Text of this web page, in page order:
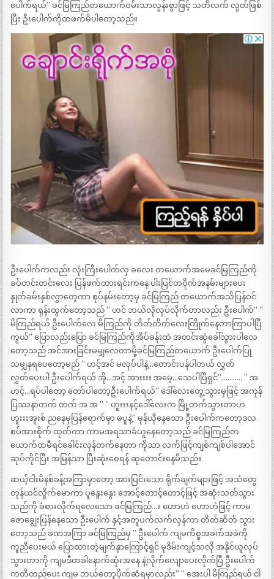
ပေါက်ရယ်” ခင်မြကြည်တယောက်ဝမ်းသာလွန်းစွာဖြင့် သတိလက် လွတ်ဖြစ်
ပြီး ဦးပေါက်ကိုထဖက်မိပါတော့သည်။
ဦးပေါက်ကလည်း လုံးကြီးပေါက်လှ ခလေး တယောက်အမေခင်မြကြည်ကို
ခပ်တင်းတင်းလေး ပြန်ဖက်ထားရင်းကနေ ပါးပြင်တဝိုက်အနမ်းများပေး
နှုတ်ခမ်းနှစ်လွှာတေ့ကာ စုပ်နမ်းတော့မှ ခင်မြကြည် တယောက်အသိပြန်ဝင်
လာကာ ရုန်းထွက်တော့သည် ” ဟင် ဘယ်လိုလုပ်လိုက်တာလည်း ဦးပေါက်” ”
မိကြည်ရယ် ဦးပေါက်လေ မိကြည်ကို တိတ်တိတ်လေးကြိုက်နေတာကြာပါပြီ
ကွယ်” ပြောလည်းပြော ခင်မြကြည်ကိုအိပ်ခန်းထဲ အတင်းဆွဲခေါ်သွားပါလေ
တော့သည် အင်အားခြင်းမမျှလေတာမို့ခင်မြကြည်တယောက် ဦးပေါက်ပြု
သမျှနုရပေတော့မည် ” ဟင့်အင် မလုပ်ပါနဲ့…တောင်းပန်ပါတယ် လွှတ်
လွှတ်ပေးပါ ဦးပေါက်ရယ် အို…အင့် အားးးး အမေ့…သေပါပြီရှင်”………… ” အ
ဟင့်…ရပ်ပါတော့ တော်ပါတော့ဦးပေါက်ရယ်” ဒေါ်လေးတွေ့သွားမှဖြင့် အကုန်
ပြဿနာတက် တက် အ အ ” ” ဟူးးးနင့်ဒေါ်လေးက မြို့တက်သွားတာဟ
ဟူးးးအူးစ် ညနေမှပြန်ရောက်မှာ မပူနဲ့” မုန်ယိုနေသော ဦးပေါက်ကတော့ဒလ
စပ်အားစိုက် ထုတ်ကာ ကာမအရသာခံယူနေတော့သည် ခင်မြကြည်တ
ယောက်ထမီရင်ခေါင်းလှန်တက်နေတာ ကိုသာ လက်ဖြင့်ကျစ်ကျစ်ပါအောင်
ဆုပ်ကိုင်ပြီး အမြန်သာ ပြီးဆုံးစေရန် ဆုတောင်းနေမိသည်။
ဆယ့်ငါးမိနစ်ခန့်အကြာမှာတော့ အားပြင်းသော ရိုက်ချက်များဖြင့် အသံတွေ
တုန်ယင်လှိုက်မောကာ ပူနွေးနွေး အောင့်တောင့်တောင့်ဖြင့် အဆုံးသတ်သွား
သည်ကို ခံစားလိုက်ရလေသော ခင်မြကြည်…။ ဟောဟဲ ဟောဟဲဖြင့် ကာမ
ဇောချွေးပြန်နေသော ဦးပေါက် နှင့်အတူပက်လက်လှန်ကာ တိတ်ဆိတ် သွား
တော့သည် ခဏအကြာ ခင်မြကြည်မှ ” ဦးပေါက် ကျမကိစ္စအခက်အခဲကို
ကူညီပေးမယ် ပြောထားတဲ့မျက်နှာကြောင့်ရှင် မုဒိမ်းကျင့်သလို အနိုင်ယူလုပ်
သွားတာကို ကျမဒီတခါနောက်ဆုံးအနေ နဲ့လိုက်လျောပေးလိုက်ပြီ ဦးပေါက်
ကတိတည်ပေး ကျမ ဘယ်တော့ပိုက်ဆံရမှာလည်း” ” အေးပါ မိကြည်ရယ် ငါ